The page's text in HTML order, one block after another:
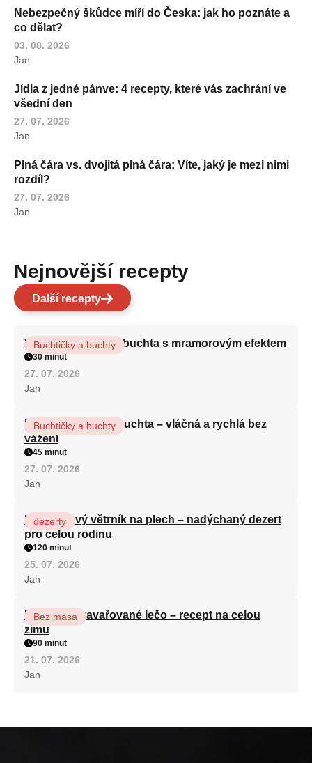
Nebezpečný škůdce míří do Česka: jak ho poznáte a
co dělat?
03. 08. 2026
Jan
Jídla z jedné pánve: 4 recepty, které vás zachrání ve
všední den
27. 07. 2026
Jan
Plná čára vs. dvojitá plná čára: Víte, jaký je mezi nimi
rozdíl?
27. 07. 2026
Jan
Nejnovější recepty
Další recepty
Vláčná olejová litá buchta s mramorovým efektem
Buchtičky a buchty
30 minut
27. 07. 2026
Jan
Hrnková maková buchta – vláčná a rychlá bez
vážení
Buchtičky a buchty
45 minut
27. 07. 2026
Jan
Karamelový větrník na plech – nadýchaný dezert
pro celou rodinu
dezerty
120 minut
25. 07. 2026
Jan
Babiččino zavařované lečo – recept na celou
zimu
Bez masa
90 minut
21. 07. 2026
Jan